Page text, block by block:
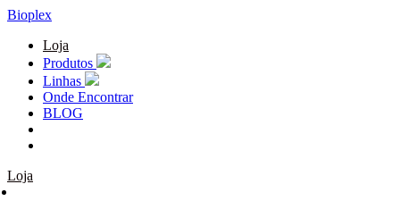
Bioplex
Loja
Produtos
Linhas
Onde Encontrar
BLOG
Loja